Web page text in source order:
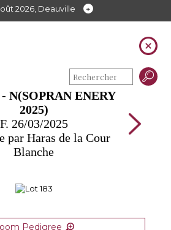
2026, Deauville
N(SOPRAN ENERY
2025)
F. 26/03/2025
par Haras de la Cour
Blanche
Pedigree